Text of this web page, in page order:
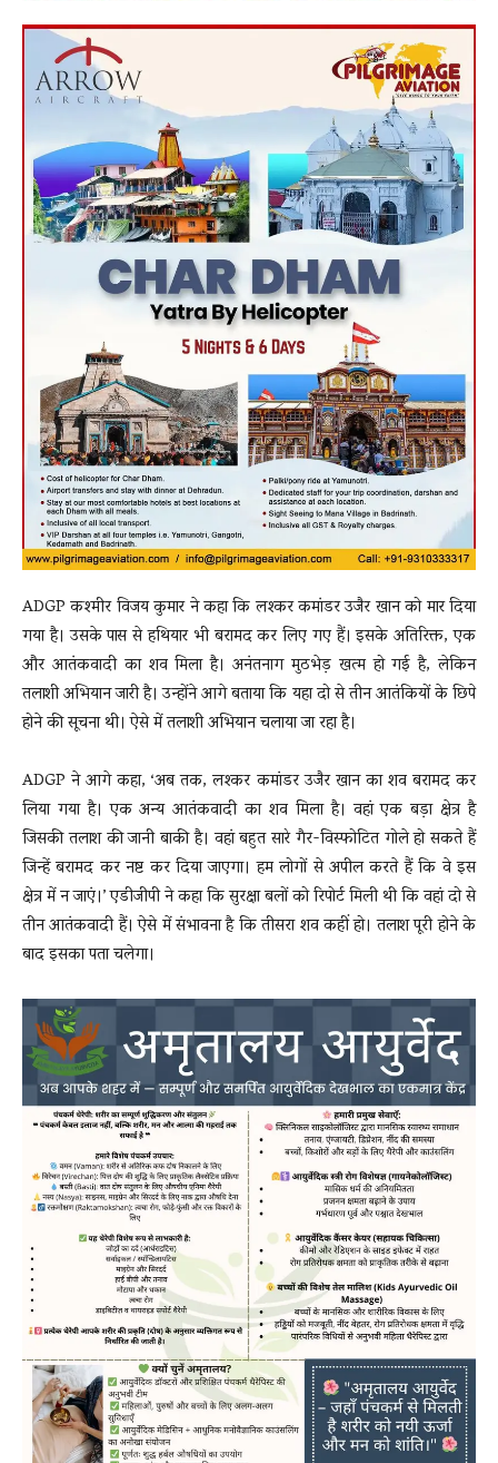
ADGP कश्मीर विजय कुमार ने कहा कि लश्कर कमांडर उजैर खान को मार दिया
गया है। उसके पास से हथियार भी बरामद कर लिए गए हैं। इसके अतिरिक्त, एक
और आतंकवादी का शव मिला है। अनंतनाग मुठभेड़ खत्म हो गई है, लेकिन
तलाशी अभियान जारी है। उन्होंने आगे बताया कि यहा दो से तीन आतंकियों के छिपे
होने की सूचना थी। ऐसे में तलाशी अभियान चलाया जा रहा है।
ADGP ने आगे कहा, ‘अब तक, लश्कर कमांडर उजैर खान का शव बरामद कर
लिया गया है। एक अन्य आतंकवादी का शव मिला है। वहां एक बड़ा क्षेत्र है
जिसकी तलाश की जानी बाकी है। वहां बहुत सारे गैर-विस्फोटित गोले हो सकते हैं
जिन्हें बरामद कर नष्ट कर दिया जाएगा। हम लोगों से अपील करते हैं कि वे इस
क्षेत्र में न जाएं।’ एडीजीपी ने कहा कि सुरक्षा बलों को रिपोर्ट मिली थी कि वहां दो से
तीन आतंकवादी हैं। ऐसे में संभावना है कि तीसरा शव कहीं हो। तलाश पूरी होने के
बाद इसका पता चलेगा।